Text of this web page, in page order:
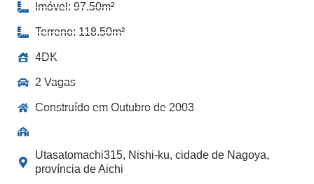
Imóvel: 97.50m²
Terreno: 118.50m²
4DK
2 Vagas
Construído em Outubro de 2003
Utasatomachi315, Nishi-ku, cidade de Nagoya,
província de Aichi